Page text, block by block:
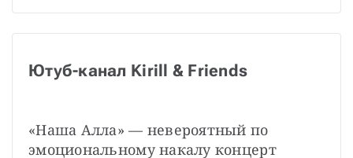
Ютуб-канал Kirill & Friends
«Наша Алла» — невероятный по
эмоциональному накалу концерт